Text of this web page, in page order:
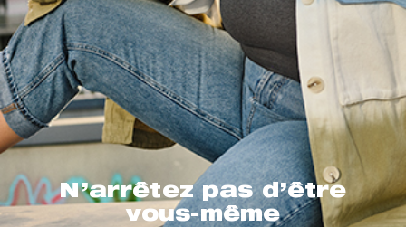
N’arrêtez pas d’être
vous-même